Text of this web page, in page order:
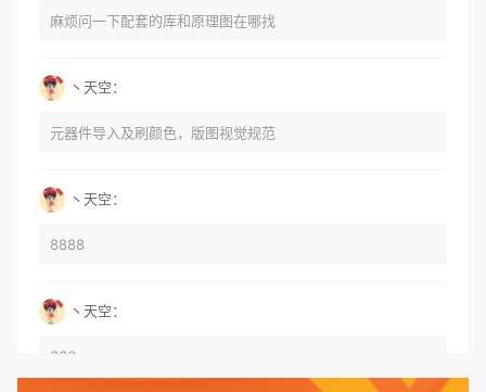
麻烦问一下配套的库和原理图在哪找
丶天空：
元器件导入及刷颜色，版图视觉规范
丶天空：
8888
丶天空：
666